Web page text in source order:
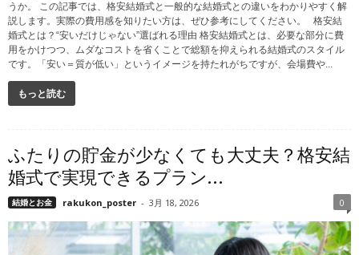
うか。 この記事では、格安結婚式と一般的な結婚式との違いをわかりやすく解
説します。実際の費用感を知りたい方は、ぜひ参考にしてください。 格安結
婚式とは？“安いだけじゃない”選ばれる理由 格安結婚式とは、必要な部分に費
用をかけつつ、ムダなコストを省くことで総額を抑えられる結婚式のスタイル
です。「安い＝質が低い」というイメージを持たれがちですが、会場費や...
もっと読む
ふたりの貯金が少なくても大丈夫？格安結
婚式で実現できるプラン...
結婚とお金 rakukon_poster - 3月 18, 2026 0